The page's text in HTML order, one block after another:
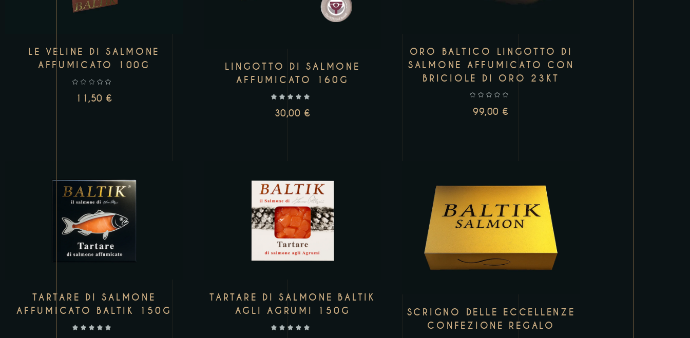
LE VELINE DI SALMONE
AFFUMICATO 100G
11,50 €
LINGOTTO DI SALMONE
AFFUMICATO 160G
30,00 €
ORO BALTICO LINGOTTO DI
SALMONE AFFUMICATO CON
BRICIOLE DI ORO 23KT
99,00 €
AGGIUNGI AL CARRELLO
TARTARE DI SALMONE
AFFUMICATO BALTIK 150G
AGGIUNGI AL CARRELLO
TARTARE DI SALMONE BALTIK
AGLI AGRUMI 150G
AGGIUNGI AL CARRELLO
SCRIGNO DELLE ECCELLENZE
CONFEZIONE REGALO